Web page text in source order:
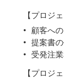
【プロジ
顧客へ
提案書
受発注
【プロジ